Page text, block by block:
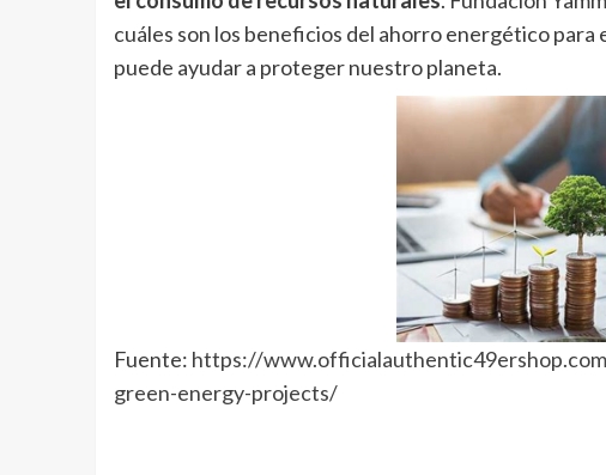
cuáles son los beneficios del ahorro energético para
puede ayudar a proteger nuestro planeta.
Fuente: https://
green-energy-projects/